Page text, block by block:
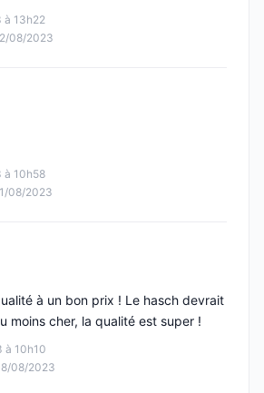
à 13h22
08/2023
à 10h58
08/2023
à 10h10
08/2023
à un bon prix ! Le hasch devrait
moins cher, la qualité est super !